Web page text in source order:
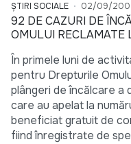
ȘTIRI SOCIALE 02/09/
92 DE CAZURI DE
OMULUI RECLAMATE
În primele luni de
pentru Drepturile
plângeri de încălcare a
care au apelat la
beneficiat gratuit de
fiind înregistrate de